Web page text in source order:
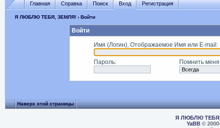
Главная Справка Поиск Вход Регистрация
Я ЛЮБЛЮ ТЕБЯ, ЗЕМЛЯ!› Войти
Войти
Имя (Логин), Отображаемое Имя или E-mail :
Пароль: Помнить меня
Наверх этой страницы
Я ЛЮБЛЮ
YaBB©